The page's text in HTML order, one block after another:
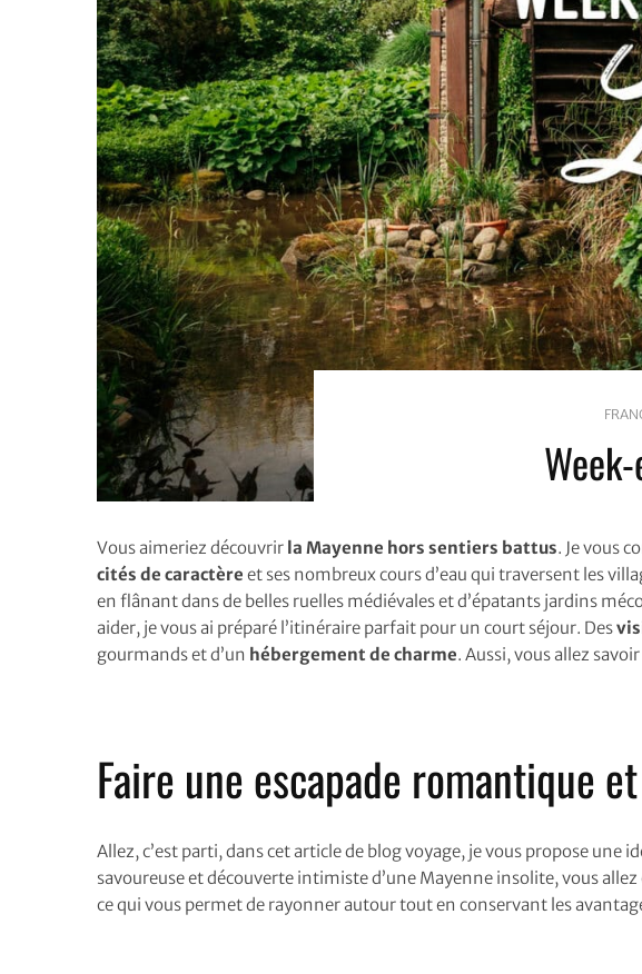
Vous aimeriez découvrir la Mayenne hors sentiers battus. Je vous
cités de caractère et ses nombreux cours d’eau qui traversent les
en flânant dans de belles ruelles médiévales et d’épatants jardins
aider, je vous ai préparé l’itinéraire parfait pour un court séjour. Des
gourmands et d’un hébergement de charme. Aussi, vous allez savoir
Faire une escapade romantique
Allez, c’est parti, dans cet article de blog voyage, je vous propose une
savoureuse et découverte intimiste d’une Mayenne insolite, vous
ce qui vous permet de rayonner autour tout en conservant les